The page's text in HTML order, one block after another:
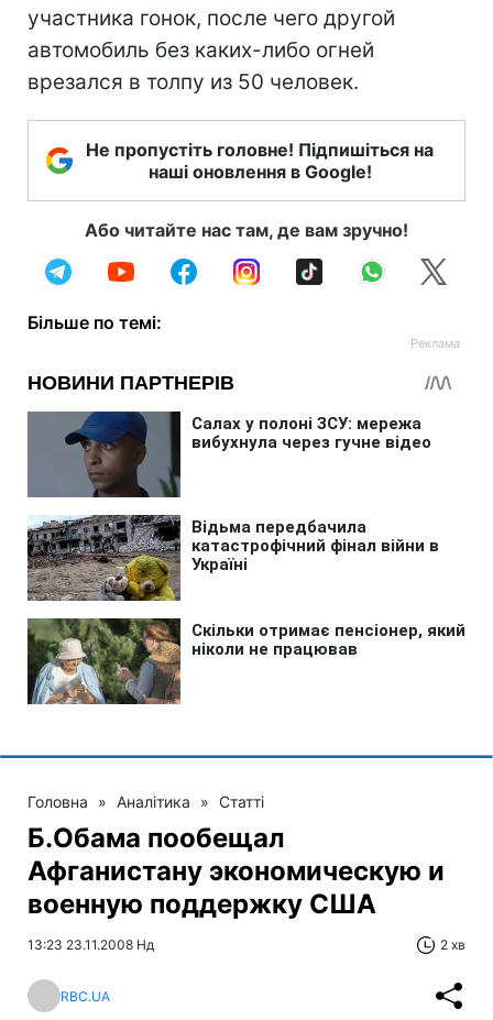
участника гонок, после чего другой
автомобиль без каких-либо огней
врезался в толпу из 50 человек.
Не пропустіть головне! Підпишіться на
наші оновлення в Google!
Або читайте нас там, де вам зручно!
Більше по темі:
Головна » Аналітика » Статті
Б.Обама пообещал
Афганистану экономическую и
военную поддержку США
13:23 23.11.2008 Нд 2 хв
RBC.UA